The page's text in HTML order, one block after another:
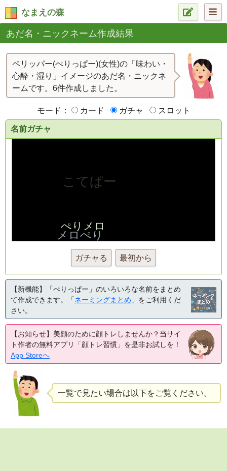
なまえの森
あだ名・ニックネーム作成結果
ペリッパー(ぺりっぱー)(女性)の「味わい・
心酔・湿り」イメージのあだ名・ニックネ
ームです。6件作成しました。
モード： カード ガチャ スロット
名前ガチャ
ガチャる 最初から
【新機能】「ぺりっぱー」のいろいろな名前をまとめ
て作成できます。「ネーミングまとめ 」をご利用くだ
さい。
【お知らせ】美顔のために顔トレしませんか？当サイ
ト作者の無料アプリ「顔トレ習慣」を是非お試しを！
App Storeへ
一覧で見たい場合は以下をご覧ください。